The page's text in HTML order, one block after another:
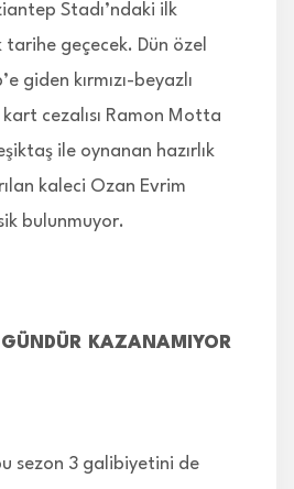
Stadı’ndaki ilk
tarihe geçecek. Dün özel
giden kırmızı-beyazlı
kart cezalısı Ramon Motta
ile oynanan hazırlık
kaleci Ozan Evrim
bulunmuyor.
KAZANAMIYOR
sezon 3 galibiyetini de